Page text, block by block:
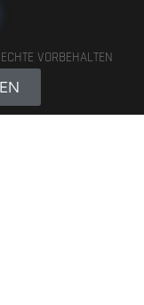
VORBEHALTEN